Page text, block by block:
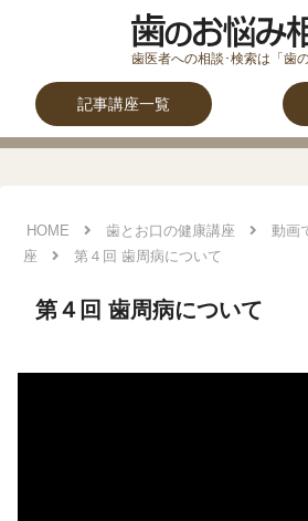
記事講座一覧
HOME 歯とお口の健康講座
動画
座
第４回 歯周病について
第４回 歯周病について